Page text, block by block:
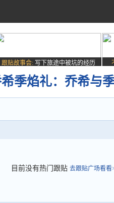
跟贴故事会: 写下旅途中被坑的经历
季焰礼：乔希与
目前没有热门跟贴 去跟贴广场看看